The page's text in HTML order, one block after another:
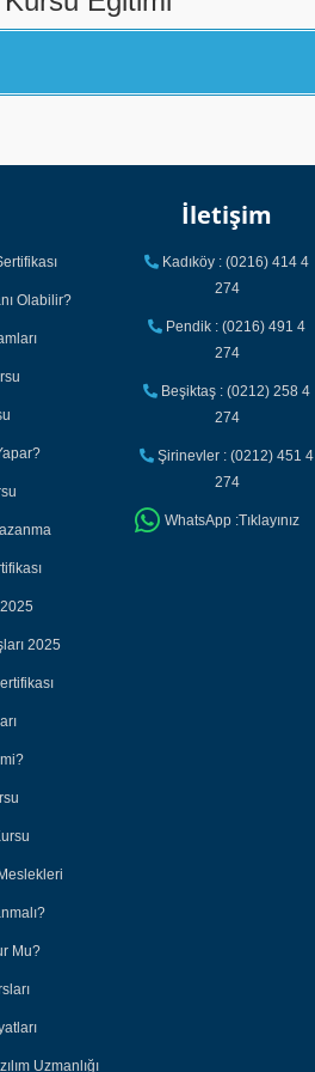
Olabilir?
2025
Mu?
Uzmanlığı
İletişim
Kadıköy : (0216) 414 4
274
Pendik : (0216) 491 4
274
Beşiktaş : (0212) 258 4
274
Şirinevler : (0212) 451 4
274
WhatsApp :Tıklayınız